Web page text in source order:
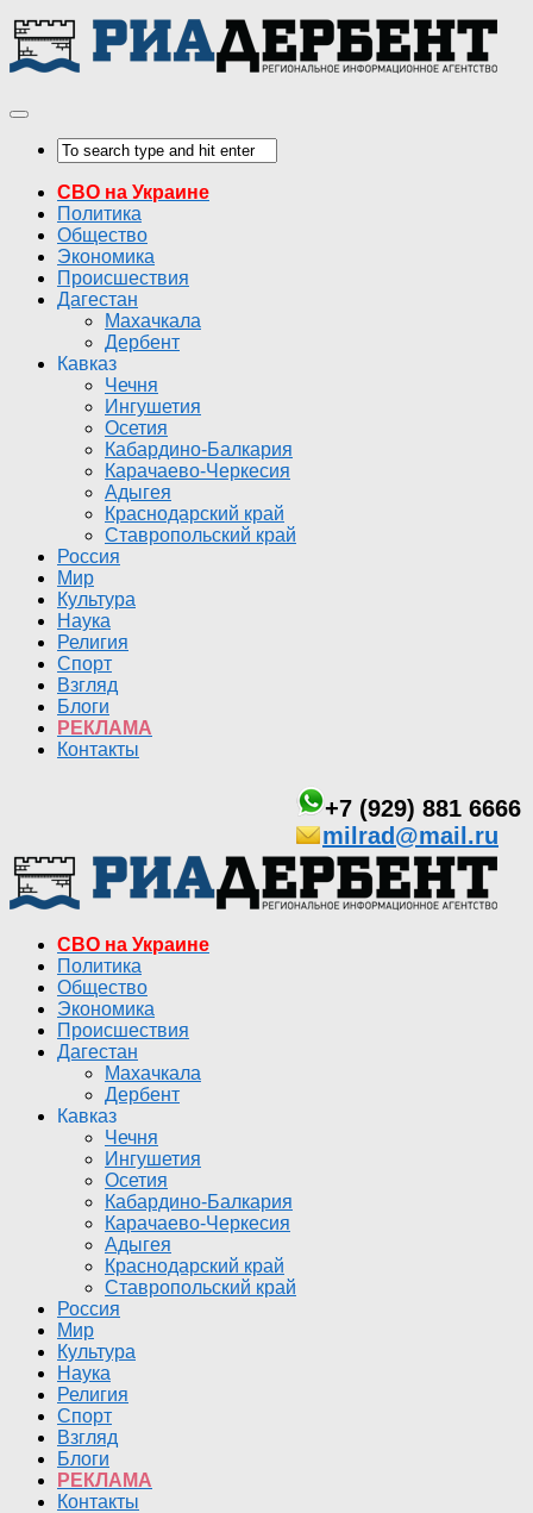
СВО на Украине
Политика
Общество
Экономика
Происшествия
Дагестан
Махачкала
Дербент
Кавказ
Чечня
Ингушетия
Осетия
Кабардино-Балкария
Карачаево-Черкесия
Адыгея
Краснодарский край
Ставропольский край
Россия
Мир
Культура
Наука
Религия
Спорт
Взгляд
Блоги
РЕКЛАМА
Контакты
+7 (929) 881 6666
milrad@mail.ru
СВО на Украине
Политика
Общество
Экономика
Происшествия
Дагестан
Махачкала
Дербент
Кавказ
Чечня
Ингушетия
Осетия
Кабардино-Балкария
Карачаево-Черкесия
Адыгея
Краснодарский край
Ставропольский край
Россия
Мир
Культура
Наука
Религия
Спорт
Взгляд
Блоги
РЕКЛАМА
Контакты